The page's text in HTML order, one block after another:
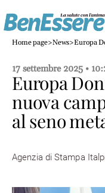
Salute
Gastroenterologia
Cardiologia
Dermatologia
Oncologia
Alimentazione
sano
Home page>News>Europa
Europa
nuova
al seno
Agenzia di Stampa
17 settembre 2025 •